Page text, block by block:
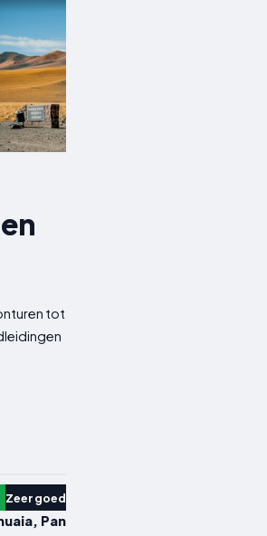
tot
Zeer goed
ERVARING
Panoramic City Train